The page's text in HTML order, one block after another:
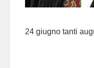
24 giugno tanti